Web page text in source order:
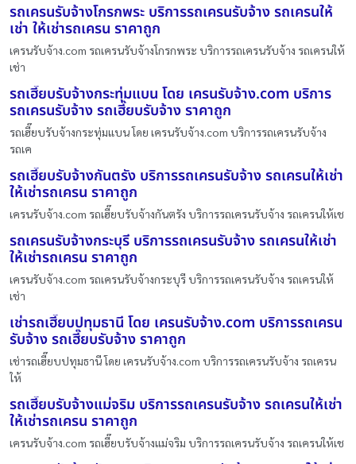
รถเครนรับจ้างโกรกพระ บริการรถเครนรับจ้าง รถเครนให้
เช่า ให้เช่ารถเครน ราคาถูก
เครนรับจ้าง.com รถเครนรับจ้างโกรกพระ บริการรถเครนรับจ้าง รถเครนให้
เช่า
รถเฮี๊ยบรับจ้างกระทุ่มแบน โดย เครนรับจ้าง.com บริการ
รถเครนรับจ้าง รถเฮี๊ยบรับจ้าง ราคาถูก
รถเฮี๊ยบรับจ้างกระทุ่มแบน โดย เครนรับจ้าง.com บริการรถเครนรับจ้าง
รถเค
รถเฮี๊ยบรับจ้างกันตรัง บริการรถเครนรับจ้าง รถเครนให้เช่า
ให้เช่ารถเครน ราคาถูก
เครนรับจ้าง.com รถเฮี๊ยบรับจ้างกันตรัง บริการรถเครนรับจ้าง รถเครนให้เช
รถเครนรับจ้างกระบุรี บริการรถเครนรับจ้าง รถเครนให้เช่า
ให้เช่ารถเครน ราคาถูก
เครนรับจ้าง.com รถเครนรับจ้างกระบุรี บริการรถเครนรับจ้าง รถเครนให้
เช่า
เช่ารถเฮี๊ยบปทุมธานี โดย เครนรับจ้าง.com บริการรถเครน
รับจ้าง รถเฮี๊ยบรับจ้าง ราคาถูก
เช่ารถเฮี๊ยบปทุมธานี โดย เครนรับจ้าง.com บริการรถเครนรับจ้าง รถเครน
ให้
รถเฮี๊ยบรับจ้างแม่จริม บริการรถเครนรับจ้าง รถเครนให้เช่า
ให้เช่ารถเครน ราคาถูก
เครนรับจ้าง.com รถเฮี๊ยบรับจ้างแม่จริม บริการรถเครนรับจ้าง รถเครนให้เช